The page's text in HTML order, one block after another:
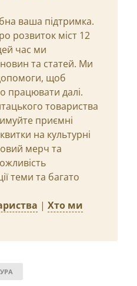
ваша підтримка.
розвиток міст 12
час ми
та статей. Ми
щоб
працювати далі.
товариства
приємні
на культурні
мерч та
теми та багато
| Хто ми